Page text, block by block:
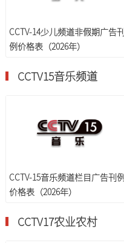
CCTV-14少儿频道非假期广告刊
例价格表（2026年）
CCTV15音乐频道
CCTV-15音乐频道栏目广告刊例
价格表（2026年）
CCTV17农业农村